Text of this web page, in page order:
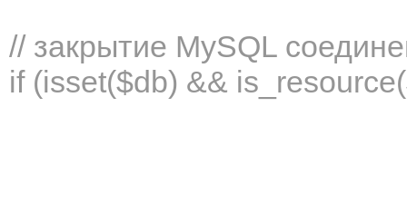
// закрытие MySQL
if (isset($db) &&